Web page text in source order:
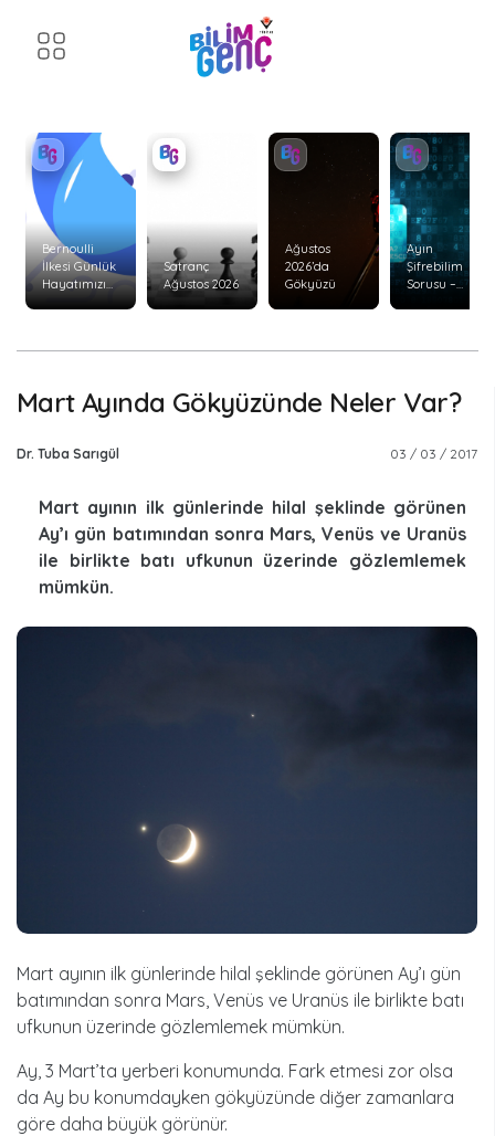
Bernoulli
İlkesi Günlük
Hayatımızı
Nasıl Etkiler?
Satranç
Ağustos 2026
Ağustos
2026’da
Gökyüzü
Ayın
Şifrebilim
Sorusu –
Mart Ayında Gökyüzünde Neler Var?
Dr. Tuba Sarıgül 03 / 03 / 2017
Mart ayının ilk günlerinde hilal şeklinde görünen
Ay’ı gün batımından sonra Mars, Venüs ve Uranüs
ile birlikte batı ufkunun üzerinde gözlemlemek
mümkün.
Mart ayının ilk günlerinde hilal şeklinde görünen Ay’ı gün
batımından sonra Mars, Venüs ve Uranüs ile birlikte batı
ufkunun üzerinde gözlemlemek mümkün.
Ay, 3 Mart’ta yerberi konumunda. Fark etmesi zor olsa
da Ay bu konumdayken gökyüzünde diğer zamanlara
göre daha büyük görünür.